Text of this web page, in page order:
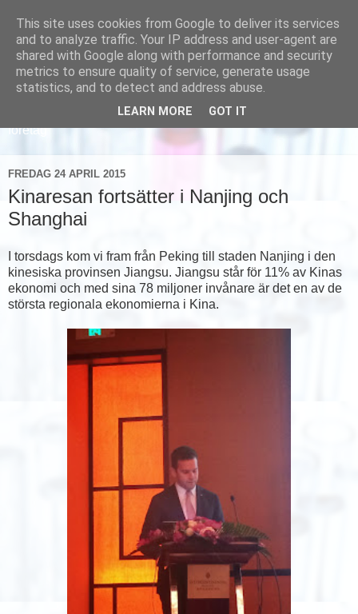
Läs om hur vi marknadsför svensk sjukvård och svenska
företag
FREDAG 24 APRIL 2015
Kinaresan fortsätter i Nanjing och
Shanghai
I torsdags kom vi fram från Peking till staden Nanjing i den
kinesiska provinsen Jiangsu. Jiangsu står för 11% av Kinas
ekonomi och med sina 78 miljoner invånare är det en av de
största regionala ekonomierna i Kina.
This site uses cookies from Google to deliver its services
and to analyze traffic. Your IP address and user-agent are
shared with Google along with performance and security
metrics to ensure quality of service, generate usage
statistics, and to detect and address abuse.
LEARN MORE GOT IT